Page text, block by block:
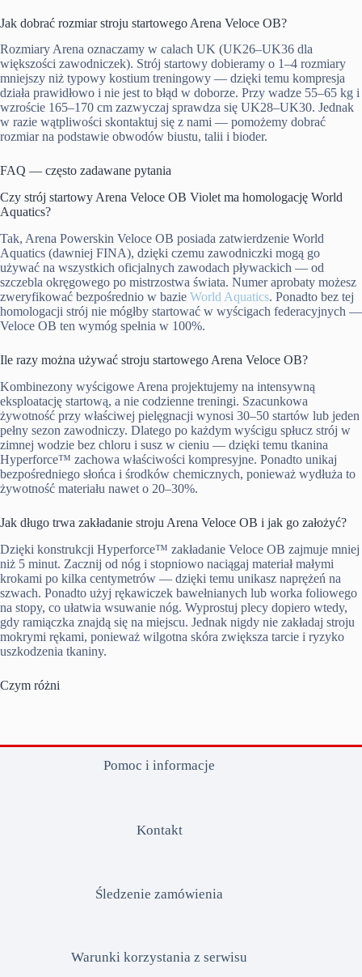
Jak dobrać rozmiar stroju startowego Arena Veloce OB?
Rozmiary Arena oznaczamy w calach UK (UK26–UK36 dla
większości zawodniczek). Strój startowy dobieramy o 1–4 rozmiary
mniejszy niż typowy kostium treningowy — dzięki temu kompresja
działa prawidłowo i nie jest to błąd w doborze. Przy wadze 55–65 kg i
wzroście 165–170 cm zazwyczaj sprawdza się UK28–UK30. Jednak
w razie wątpliwości skontaktuj się z nami — pomożemy dobrać
rozmiar na podstawie obwodów biustu, talii i bioder.
FAQ — często zadawane pytania
Czy strój startowy Arena Veloce OB Violet ma homologację World
Aquatics?
Tak, Arena Powerskin Veloce OB posiada zatwierdzenie World
Aquatics (dawniej FINA), dzięki czemu zawodniczki mogą go
używać na wszystkich oficjalnych zawodach pływackich — od
szczebla okręgowego po mistrzostwa świata. Numer aprobaty możesz
zweryfikować bezpośrednio w bazie World Aquatics. Ponadto bez tej
homologacji strój nie mógłby startować w wyścigach federacyjnych —
Veloce OB ten wymóg spełnia w 100%.
Ile razy można używać stroju startowego Arena Veloce OB?
Kombinezony wyścigowe Arena projektujemy na intensywną
eksploatację startową, a nie codzienne treningi. Szacunkowa
żywotność przy właściwej pielęgnacji wynosi 30–50 startów lub jeden
pełny sezon zawodniczy. Dlatego po każdym wyścigu spłucz strój w
zimnej wodzie bez chloru i susz w cieniu — dzięki temu tkanina
Hyperforce™ zachowa właściwości kompresyjne. Ponadto unikaj
bezpośredniego słońca i środków chemicznych, ponieważ wydłuża to
żywotność materiału nawet o 20–30%.
Jak długo trwa zakładanie stroju Arena Veloce OB i jak go założyć?
Dzięki konstrukcji Hyperforce™ zakładanie Veloce OB zajmuje mniej
niż 5 minut. Zacznij od nóg i stopniowo naciągaj materiał małymi
krokami po kilka centymetrów — dzięki temu unikasz naprężeń na
szwach. Ponadto użyj rękawiczek bawełnianych lub worka foliowego
na stopy, co ułatwia wsuwanie nóg. Wyprostuj plecy dopiero wtedy,
gdy ramiączka znajdą się na miejscu. Jednak nigdy nie zakładaj stroju
mokrymi rękami, ponieważ wilgotna skóra zwiększa tarcie i ryzyko
uszkodzenia tkaniny.
Czym różni
Pomoc i informacje
Kontakt
Śledzenie zamówienia
Warunki korzystania z serwisu